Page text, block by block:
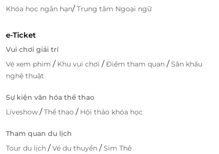
lựa chọn thông minh cho những ai muốn có một kỳ
Retreat chắc chắn sẽ mang đến cho bạn những giây
phút thư giãn tuyệt vời.
Hãy truy cập
nghỉ tuyệt vời của bạn!
Khóa học ngắn hạn/Trung tâm Ngoại ngữ
e-Ticket
Vui chơi giải trí
Vé xem phim / Khu vui chơi /Điểm tham quan /Sân khấu
nghệ thuật
Sự kiện văn hóa thể thao
Liveshow /Thể thao / Hội thảo khóa học
Tham quan du lịch
Tour du lịch /Vé du thuyền /Sim Thẻ